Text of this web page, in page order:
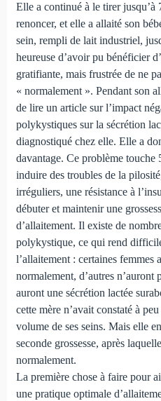
Elle a continué à le tirer jusqu’à
renoncer, et elle a allaité son
sein, rempli de lait industriel,
heureuse d’avoir pu bénéficier
gratifiante, mais frustrée de ne
« normalement ». Pendant son
de lire un article sur l’impact
polykystiques sur la sécrétion
diagnostiqué chez elle. Elle a
davantage. Ce problème touche
induire des troubles de la
irréguliers, une résistance à
débuter et maintenir une
d’allaitement. Il existe de
polykystique, ce qui rend
l’allaitement : certaines femmes
normalement, d’autres n’auront
auront une sécrétion lactée
cette mère n’avait constaté à
volume de ses seins. Mais elle
seconde grossesse, après
normalement.
La première chose à faire pour
une pratique optimale